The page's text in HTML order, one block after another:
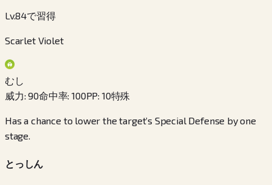
Lv.84で習得
Scarlet Violet
むし
威力:90命中率:100PP: 10特殊
Has a chance to lower the target’s Special Defense by one
stage.
とっしん